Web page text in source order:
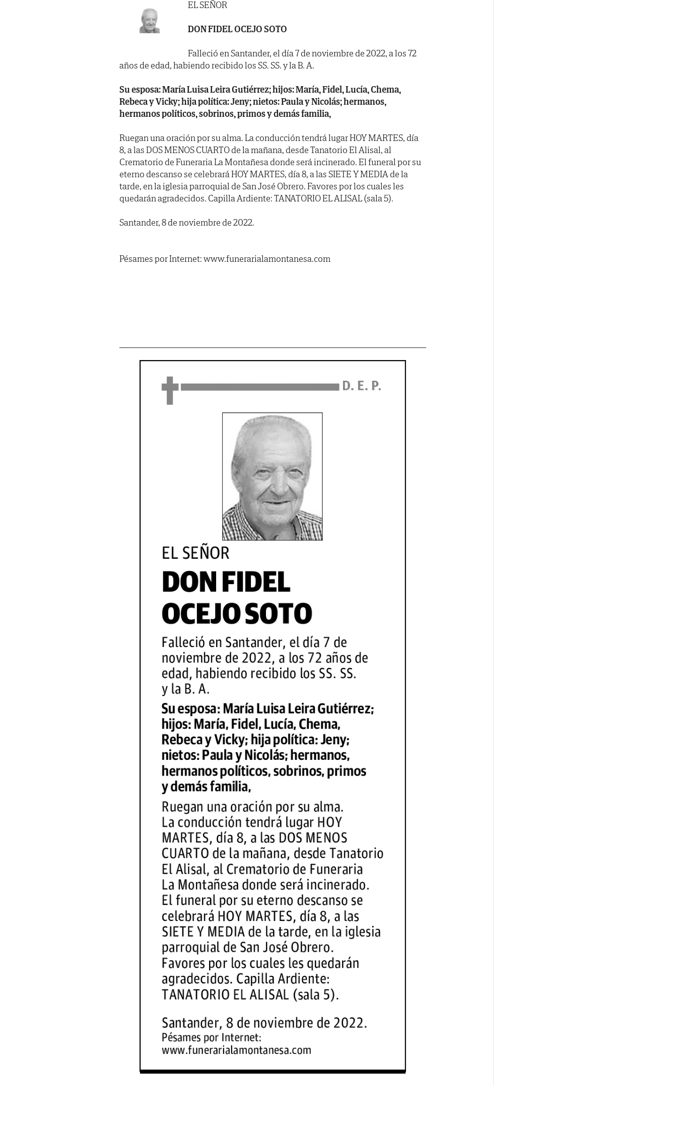
EL SEÑOR
DON FIDEL OCEJO SOTO
Falleció en Santander, el día 7 de noviembre de 2022, a los 72
años de edad, habiendo recibido los SS. SS. y la B. A.
Su esposa: María Luisa Leira Gutiérrez; hijos: María, Fidel, Lucía, Chema,
Rebeca y Vicky; hija política: Jeny; nietos: Paula y Nicolás; hermanos,
hermanos políticos, sobrinos, primos y demás familia,
Ruegan una oración por su alma. La conducción tendrá lugar HOY MARTES, día
8, a las DOS MENOS CUARTO de la mañana, desde Tanatorio El Alisal, al
Crematorio de Funeraria La Montañesa donde será incinerado. El funeral por su
eterno descanso se celebrará HOY MARTES, día 8, a las SIETE Y MEDIA de la
tarde, en la iglesia parroquial de San José Obrero. Favores por los cuales les
quedarán agradecidos. Capilla Ardiente: TANATORIO EL ALISAL (sala 5).
Santander, 8 de noviembre de 2022.
Pésames por Internet: www.funerarialamontanesa.com